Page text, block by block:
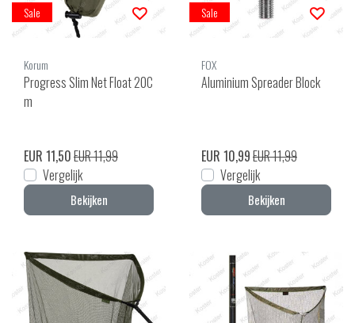
Sale
Korum
Progress Slim Net Float 20C
m
EUR 11,50EUR 11,99
Vergelijk
Bekijken
Sale
FOX
Aluminium Spreader Block
EUR 10,99EUR 11,99
Vergelijk
Bekijken